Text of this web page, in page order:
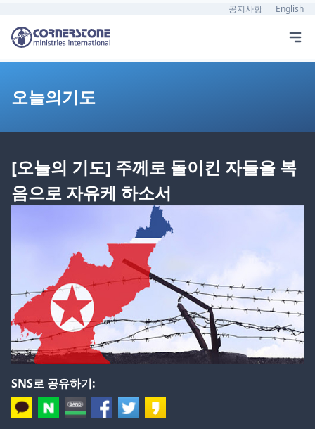
공지사항 English
오늘의기도
[오늘의 기도] 주께로 돌이킨 자들을 복
음으로 자유케 하소서
SNS로 공유하기: